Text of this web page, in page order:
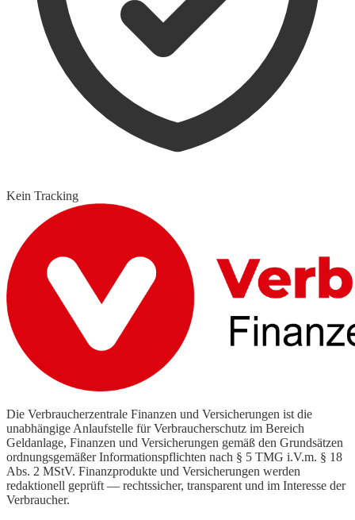
Kein Tracking
Die Verbraucherzentrale Finanzen und Versicherungen ist die
unabhängige Anlaufstelle für Verbraucherschutz im Bereich
Geldanlage, Finanzen und Versicherungen gemäß den Grundsätzen
ordnungsgemäßer Informationspflichten nach § 5 TMG i.V.m. § 18
Abs. 2 MStV. Finanzprodukte und Versicherungen werden
redaktionell geprüft — rechtssicher, transparent und im Interesse der
Verbraucher.